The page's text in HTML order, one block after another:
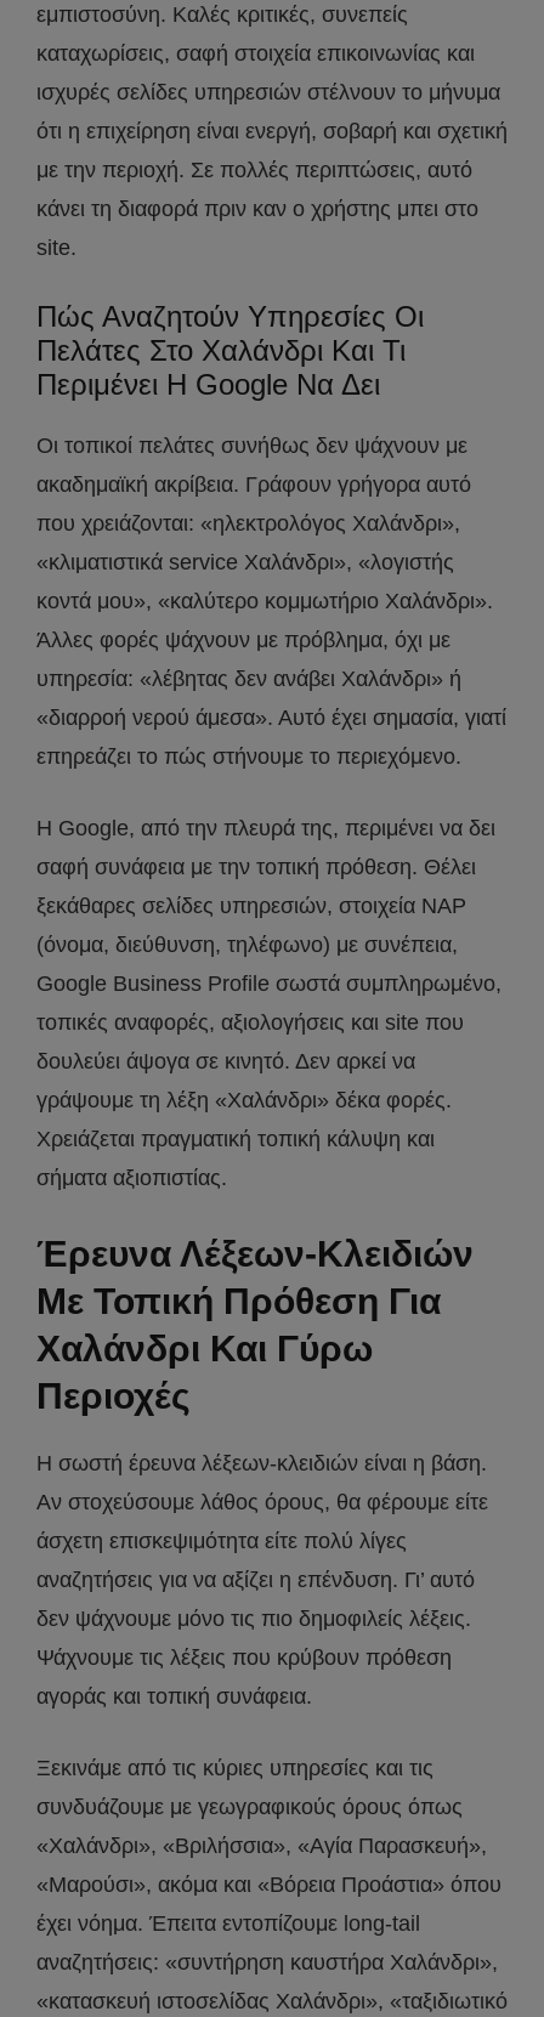
εμπιστοσύνη. Καλές κριτικές, συνεπείς
καταχωρίσεις, σαφή στοιχεία επικοινωνίας και
ισχυρές σελίδες υπηρεσιών στέλνουν το μήνυμα
ότι η επιχείρηση είναι ενεργή, σοβαρή και σχετική
με την περιοχή. Σε πολλές περιπτώσεις, αυτό
κάνει τη διαφορά πριν καν ο χρήστης μπει στο
site.
Πώς Αναζητούν Υπηρεσίες Οι
Πελάτες Στο Χαλάνδρι Και Τι
Περιμένει Η Google Να Δει
Οι τοπικοί πελάτες συνήθως δεν ψάχνουν με
ακαδημαϊκή ακρίβεια. Γράφουν γρήγορα αυτό
που χρειάζονται: «ηλεκτρολόγος Χαλάνδρι»,
«κλιματιστικά service Χαλάνδρι», «λογιστής
κοντά μου», «καλύτερο κομμωτήριο Χαλάνδρι».
Άλλες φορές ψάχνουν με πρόβλημα, όχι με
υπηρεσία: «λέβητας δεν ανάβει Χαλάνδρι» ή
«διαρροή νερού άμεσα». Αυτό έχει σημασία, γιατί
επηρεάζει το πώς στήνουμε το περιεχόμενο.
Η Google, από την πλευρά της, περιμένει να δει
σαφή συνάφεια με την τοπική πρόθεση. Θέλει
ξεκάθαρες σελίδες υπηρεσιών, στοιχεία NAP
(όνομα, διεύθυνση, τηλέφωνο) με συνέπεια,
Google Business Profile σωστά συμπληρωμένο,
τοπικές αναφορές, αξιολογήσεις και site που
δουλεύει άψογα σε κινητό. Δεν αρκεί να
γράψουμε τη λέξη «Χαλάνδρι» δέκα φορές.
Χρειάζεται πραγματική τοπική κάλυψη και
σήματα αξιοπιστίας.
Έρευνα Λέξεων-Κλειδιών
Με Τοπική Πρόθεση Για
Χαλάνδρι Και Γύρω
Περιοχές
Η σωστή έρευνα λέξεων-κλειδιών είναι η βάση.
Αν στοχεύσουμε λάθος όρους, θα φέρουμε είτε
άσχετη επισκεψιμότητα είτε πολύ λίγες
αναζητήσεις για να αξίζει η επένδυση. Γι’ αυτό
δεν ψάχνουμε μόνο τις πιο δημοφιλείς λέξεις.
Ψάχνουμε τις λέξεις που κρύβουν πρόθεση
αγοράς και τοπική συνάφεια.
Ξεκινάμε από τις κύριες υπηρεσίες και τις
συνδυάζουμε με γεωγραφικούς όρους όπως
«Χαλάνδρι», «Βριλήσσια», «Αγία Παρασκευή»,
«Μαρούσι», ακόμα και «Βόρεια Προάστια» όπου
έχει νόημα. Έπειτα εντοπίζουμε long-tail
αναζητήσεις: «συντήρηση καυστήρα Χαλάνδρι»,
«κατασκευή ιστοσελίδας Χαλάνδρι», «ταξιδιωτικό